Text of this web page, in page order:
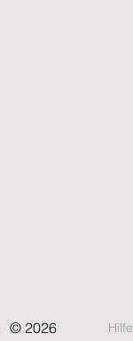
© 2026 Hilfe